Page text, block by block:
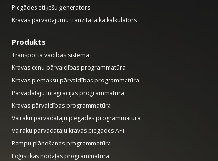
Piegādes etiķešu ģenerators
Kravas pārvadājumu tranzīta laika kalkulators
Produkts
Transporta vadības sistēma
Kravas cenu pārvaldības programmatūra
Kravas piemaksu pārvaldības programmatūra
Pārvadātāju integrācijas programmatūra
Kravas pārvaldības programmatūra
Vairāku pārvadātāju piegādes programmatūra
Vairāku pārvadātāju kravas piegādes API
Rampu plānošanas programmatūra
Loģistikas nodaļas programmatūra